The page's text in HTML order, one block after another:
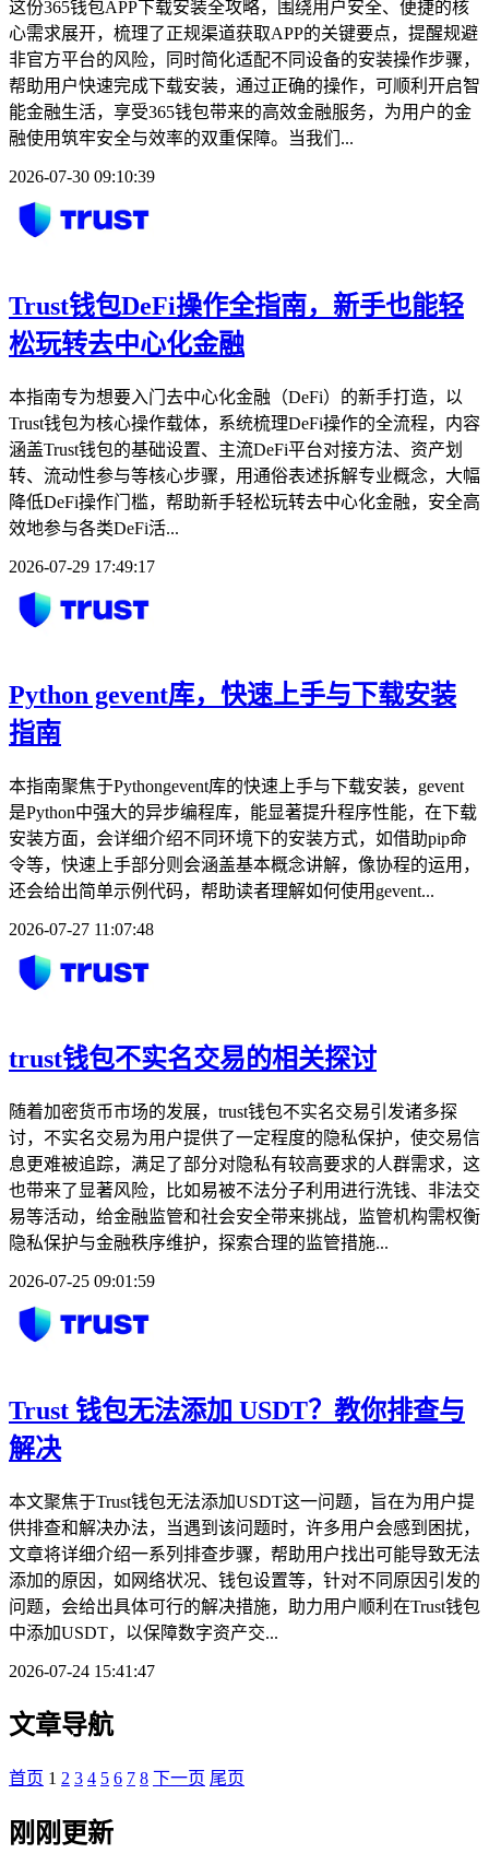
这份365钱包APP下载安装全攻略，围绕用户安全、便捷的核
心需求展开，梳理了正规渠道获取APP的关键要点，提醒规避
非官方平台的风险，同时简化适配不同设备的安装操作步骤，
帮助用户快速完成下载安装，通过正确的操作，可顺利开启智
能金融生活，享受365钱包带来的高效金融服务，为用户的金
融使用筑牢安全与效率的双重保障。当我们...
2026-07-30 09:10:39
Trust钱包DeFi操作全指南，新手也能轻
松玩转去中心化金融
本指南专为想要入门去中心化金融（DeFi）的新手打造，以
Trust钱包为核心操作载体，系统梳理DeFi操作的全流程，内容
涵盖Trust钱包的基础设置、主流DeFi平台对接方法、资产划
转、流动性参与等核心步骤，用通俗表述拆解专业概念，大幅
降低DeFi操作门槛，帮助新手轻松玩转去中心化金融，安全高
效地参与各类DeFi活...
2026-07-29 17:49:17
Python gevent库，快速上手与下载安装
指南
本指南聚焦于Pythongevent库的快速上手与下载安装，gevent
是Python中强大的异步编程库，能显著提升程序性能，在下载
安装方面，会详细介绍不同环境下的安装方式，如借助pip命
令等，快速上手部分则会涵盖基本概念讲解，像协程的运用，
还会给出简单示例代码，帮助读者理解如何使用gevent...
2026-07-27 11:07:48
trust钱包不实名交易的相关探讨
随着加密货币市场的发展，trust钱包不实名交易引发诸多探
讨，不实名交易为用户提供了一定程度的隐私保护，使交易信
息更难被追踪，满足了部分对隐私有较高要求的人群需求，这
也带来了显著风险，比如易被不法分子利用进行洗钱、非法交
易等活动，给金融监管和社会安全带来挑战，监管机构需权衡
隐私保护与金融秩序维护，探索合理的监管措施...
2026-07-25 09:01:59
Trust 钱包无法添加 USDT？教你排查与
解决
本文聚焦于Trust钱包无法添加USDT这一问题，旨在为用户提
供排查和解决办法，当遇到该问题时，许多用户会感到困扰，
文章将详细介绍一系列排查步骤，帮助用户找出可能导致无法
添加的原因，如网络状况、钱包设置等，针对不同原因引发的
问题，会给出具体可行的解决措施，助力用户顺利在Trust钱包
中添加USDT，以保障数字资产交...
2026-07-24 15:41:47
文章导航
首页 1 2 3 4 5 6 7 8 下一页 尾页
刚刚更新